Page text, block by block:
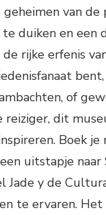
geheimen van de
te duiken en een
rijke erfenis
of
reiziger, dit
Boek je
uitstapje naar
Jade y de
te ervaren. Het